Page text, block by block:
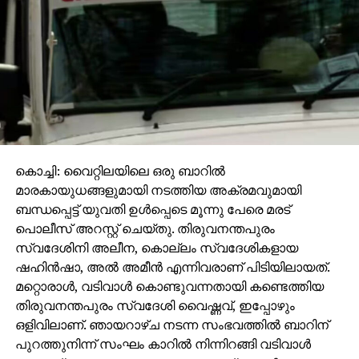
കൊച്ചി: വൈറ്റിലയിലെ ഒരു ബാറില്‍
മാരകായുധങ്ങളുമായി നടത്തിയ അക്രമവുമായി
ബന്ധപ്പെട്ട് യുവതി ഉള്‍പ്പെടെ മൂന്നു പേരെ മരട്
പൊലീസ് അറസ്റ്റ് ചെയ്തു. തിരുവനന്തപുരം
സ്വദേശിനി അലീന, കൊല്ലം സ്വദേശികളായ
ഷഹിന്‍ഷാ, അല്‍ അമീന്‍ എന്നിവരാണ് പിടിയിലായത്.
മറ്റൊരാള്‍, വടിവാള്‍ കൊണ്ടുവന്നതായി കണ്ടെത്തിയ
തിരുവനന്തപുരം സ്വദേശി വൈഷ്ണവ്, ഇപ്പോഴും
ഒളിവിലാണ്. ഞായറാഴ്ച നടന്ന സംഭവത്തില്‍ ബാറിന്
പുറത്തുനിന്ന് സംഘം കാറില്‍ നിന്നിറങ്ങി വടിവാള്‍